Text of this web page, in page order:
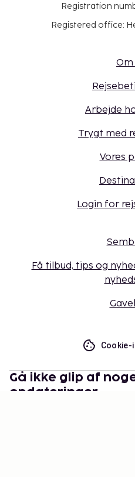
Registration
Registered office:
Om
Arbejde
Trygt med
Vores
Login for
Få tilbud, tips og
Gå ikke glip af
opdateringer